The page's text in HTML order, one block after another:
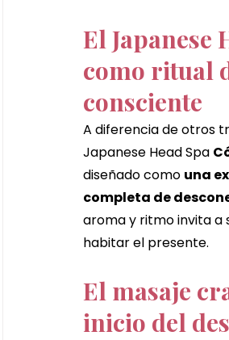
El Japanese
como ritual
consciente
A diferencia de otros
Japanese Head Spa
diseñado como una
completa de
aroma y ritmo invita a
habitar el presente.
El masaje
inicio del